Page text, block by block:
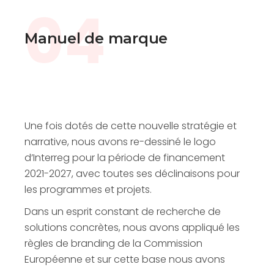
04
Manuel de marque
Une fois dotés de cette nouvelle stratégie et
narrative, nous avons re-dessiné le logo
d’Interreg pour la période de financement
2021-2027, avec toutes ses déclinaisons pour
les programmes et projets.
Dans un esprit constant de recherche de
solutions concrètes, nous avons appliqué les
règles de branding de la Commission
Européenne et sur cette base nous avons